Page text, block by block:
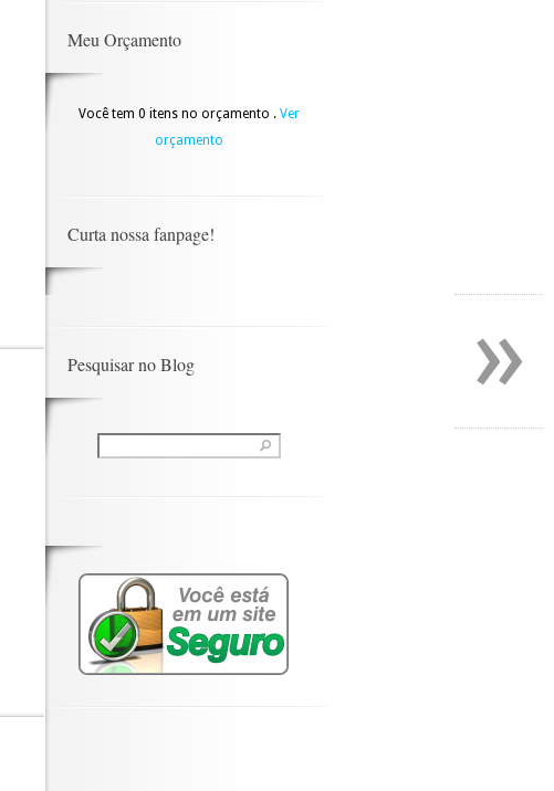
»
Meu Orçamento
Você tem 0 itens no orçamento . Ver
orçamento
Curta nossa fanpage!
Pesquisar no Blog